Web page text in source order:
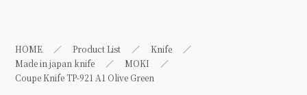
HOME Product List
Knife
Made in japan knife
MOKI
Coupe Knife TP-921 A1 Olive Green